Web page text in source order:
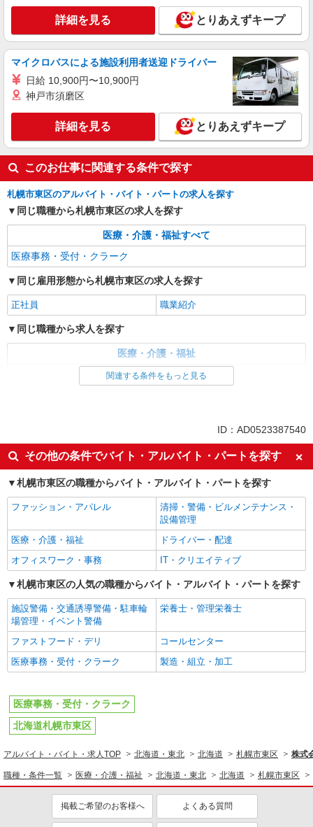
詳細を見る とりあえずキープ
マイクロバスによる施設利用者送迎ドライバー
日給 10,900円〜10,900円
神戸市須磨区
詳細を見る とりあえずキープ
このお仕事に関連する条件で探す
札幌市東区のアルバイト・バイト・パートの求人を探す
同じ職種から札幌市東区の求人を探す
医療・介護・福祉すべて
医療事務・受付・クラーク
同じ雇用形態から札幌市東区の求人を探す
正社員 職業紹介
同じ職種から求人を探す
医療・介護・福祉
医療事務・受付・クラーク関連する条件をもっと見る
ID：AD0523387540
その他の条件でバイト・アルバイト・パートを探す
札幌市東区の職種からバイト・アルバイト・パートを探す
ファッション・アパレル
清掃・警備・ビルメンテナンス・
設備管理
医療・介護・福祉
ドライバー・配達
オフィスワーク・事務
IT・クリエイティブ
札幌市東区の人気の職種からバイト・アルバイト・パートを探す
施設警備・交通誘導警備・駐車輪
場管理・イベント警備
栄養士・管理栄養士
ファストフード・デリ
コールセンター
医療事務・受付・クラーク
製造・組立・加工
医療事務・受付・クラーク
北海道札幌市東区
アルバイト・バイト・求人TOP 北海道・東北 北海道 札幌市東区 株式
職種・条件一覧 医療・介護・福祉 北海道・東北 北海道 札幌市東区
掲載ご希望のお客様へ よくある質問